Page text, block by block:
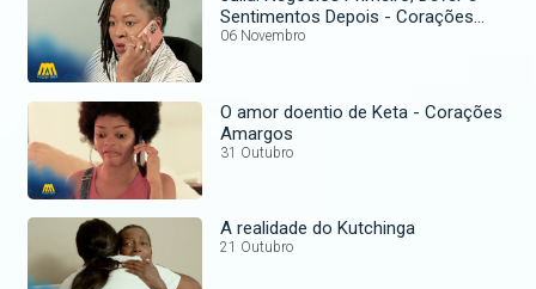
Sentimentos Depois - Corações
Amargos T1
06 Novembro
O amor doentio de Keta - Corações
Amargos
31 Outubro
A realidade do Kutchinga
21 Outubro